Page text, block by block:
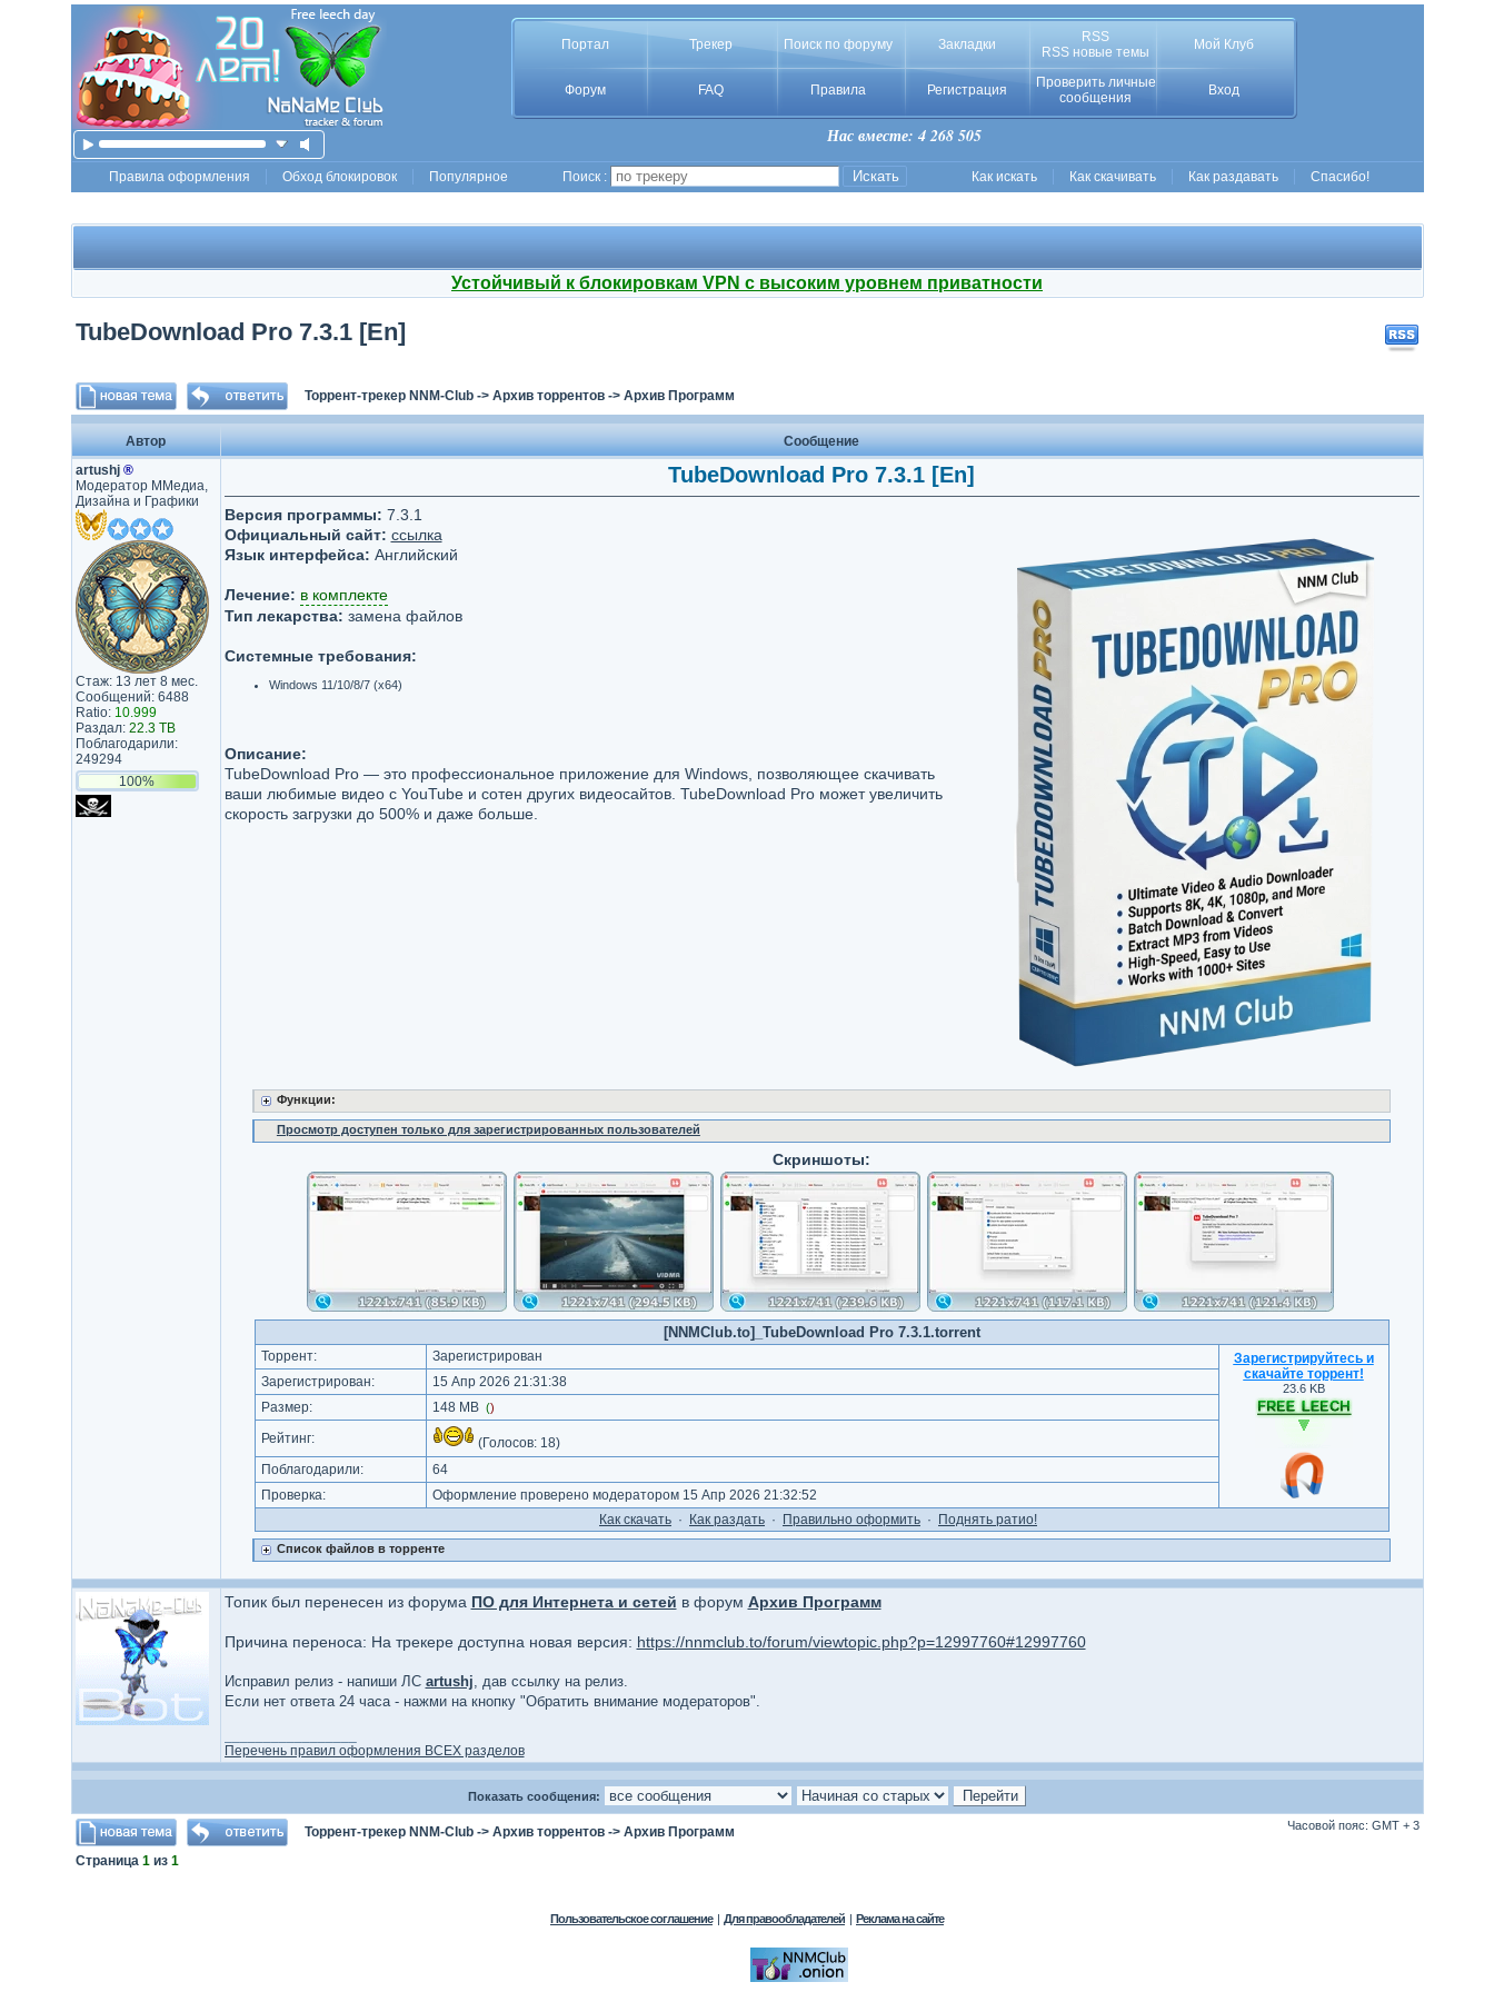
Портал Трекер Поиск по форуму Закладки
RSS
RSS новые темы
Мой Клуб
Форум FAQ Правила Регистрация
Проверить личные
сообщения
Вход
Нас вместе: 4 268 505
Правила оформления Обход блокировок Популярное Поиск : Как искать Как скачивать Как раздавать Спасибо!
Устойчивый к блокировкам VPN с высоким уровнем приватности
TubeDownload Pro 7.3.1 [En]
Торрент-трекер NNM-Club-> Архив торрентов-> Архив Программ
Автор
Сообщение
artushj ®
Модератор ММедиа,
Дизайна и Графики
Стаж: 13 лет 8 мес.
Сообщений: 6488
Ratio: 10.999
Раздал: 22.3 TB
Поблагодарили:
249294
100%
TubeDownload Pro 7.3.1 [En]
Версия программы: 7.3.1
Официальный сайт: ссылка
Язык интерфейса: Английский
Лечение: в комплекте
Тип лекарства: замена файлов
Системные требования:
Windows 11/10/8/7 (x64)
Описание:
TubeDownload Pro — это профессиональное приложение для Windows, позволяющее скачивать
ваши любимые видео с YouTube и сотен других видеосайтов. TubeDownload Pro может увеличить
скорость загрузки до 500% и даже больше.
Функции:
Просмотр доступен только для зарегистрированных пользователей
Скриншоты:
[NNMClub.to]_TubeDownload Pro 7.3.1.torrent
Торрент: Зарегистрирован
Зарегистрируйтесь и
скачайте торрент!
23.6 KB
Зарегистрирован:
15 Апр 2026 21:31:38
Размер:
148 MB ()
Рейтинг: (Голосов: 18)
Поблагодарили:
64
Проверка:
Оформление проверено модератором 15 Апр 2026 21:32:52
Как cкачать · Как раздать · Правильно оформить · Поднять ратио!
Список файлов в торренте
Топик был перенесен из форума ПО для Интернета и сетей в форум Архив Программ
Причина переноса: На трекере доступна новая версия: https://nnmclub.to/forum/viewtopic.php?p=12997760#12997760
Исправил релиз - напиши ЛС artushj, дав ссылку на релиз.
Если нет ответа 24 часа - нажми на кнопку "Обратить внимание модераторов".
Перечень правил оформления ВСЕХ разделов
Показать сообщения:
Торрент-трекер NNM-Club-> Архив торрентов-> Архив Программ Часовой пояс: GMT + 3
Страница 1из 1
Пользовательское соглашение | Для правообладателей | Реклама на сайте